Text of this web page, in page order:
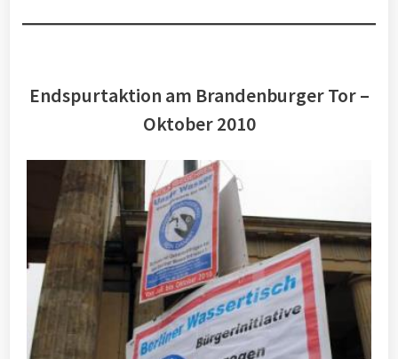
Endspurtaktion am Brandenburger Tor –
Oktober 2010